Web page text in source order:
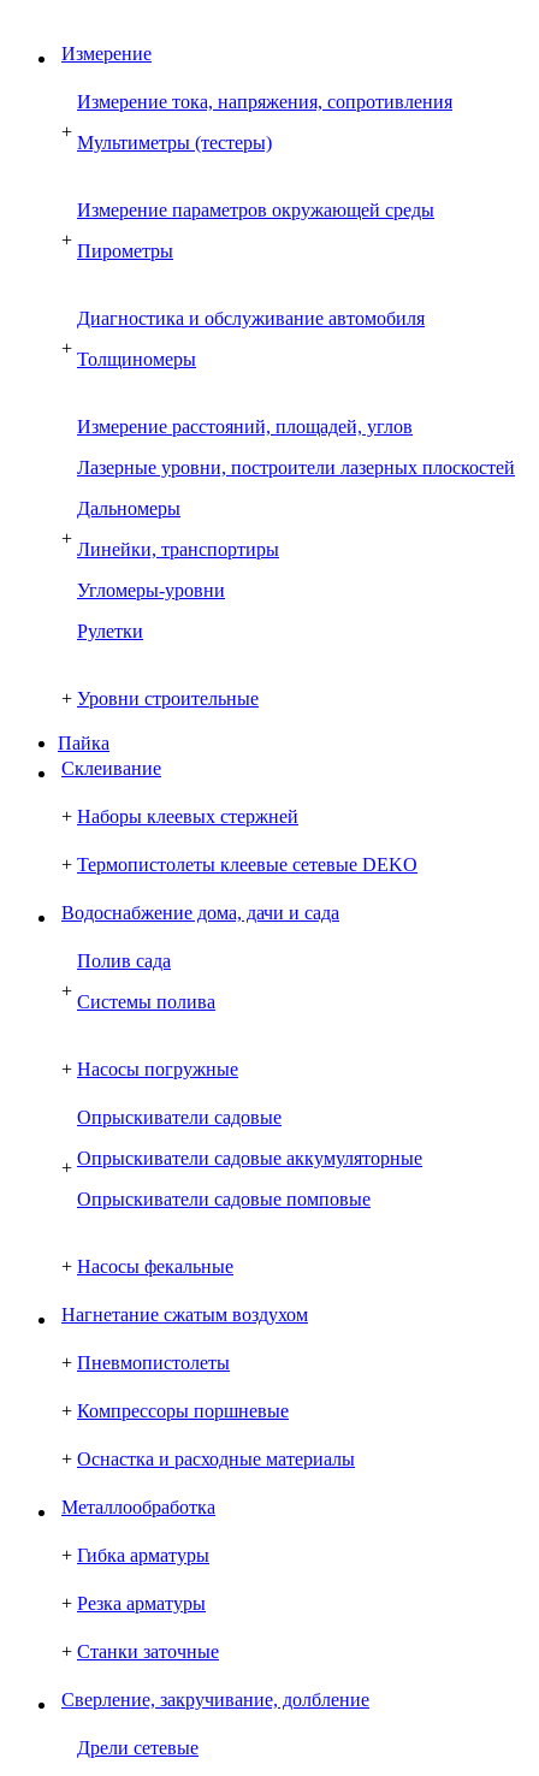
Измерение
+
Измерение тока, напряжения, сопротивления
Мультиметры (тестеры)
+
Измерение параметров окружающей среды
Пирометры
+
Диагностика и обслуживание автомобиля
Толщиномеры
+
Измерение расстояний, площадей, углов
Лазерные уровни, построители лазерных плоскостей
Дальномеры
Линейки, транспортиры
Угломеры-уровни
Рулетки
+ Уровни строительные
Пайка
Склеивание
+ Наборы клеевых стержней
+ Термопистолеты клеевые сетевые DEKO
Водоснабжение дома, дачи и сада
+
Полив сада
Системы полива
+ Насосы погружные
+
Опрыскиватели садовые
Опрыскиватели садовые аккумуляторные
Опрыскиватели садовые помповые
+ Насосы фекальные
Нагнетание сжатым воздухом
+ Пневмопистолеты
+ Компрессоры поршневые
+ Оснастка и расходные материалы
Металлообработка
+ Гибка арматуры
+ Резка арматуры
+ Станки заточные
Сверление, закручивание, долбление
Дрели сетевые